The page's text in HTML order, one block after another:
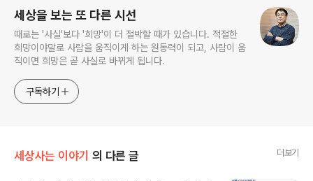
세상을 보는 또 다른 시선
때로는 '사실'보다 '희망'이 더 절박할 때가 있습니다. 적절한
희망이야말로 사람을 움직이게 하는 원동력이 되고, 사람이 움
직이면 희망은 곧 사실로 바뀌게 됩니다.
구독하기
세상사는 이야기 의 다른 글 더보기